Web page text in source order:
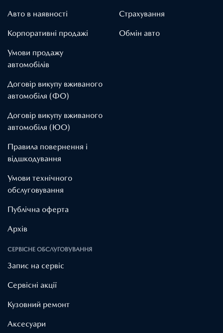
Авто в наявності
Корпоративні продажі
Умови продажу
автомобілів
Договір викупу вживаного
автомобіля (ФО)
Договір викупу вживаного
автомобіля (ЮО)
Правила повернення і
відшкодування
Умови технічного
обслуговування
Публічна оферта
Архів
Страхування
Обмін авто
СЕРВІСНЕ ОБСЛУГОВУВАННЯ
Запис на сервіс
Cервісні акції
Кузовний ремонт
Аксесуари